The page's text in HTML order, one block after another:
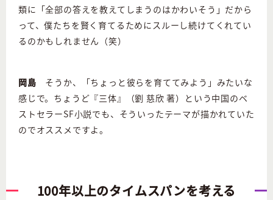
類に「全部の答えを教えてしまうのはかわいそう」だから
って、僕たちを賢く育てるためにスルーし続けてくれてい
るのかもしれません（笑）
岡島 そうか、「ちょっと彼らを育ててみよう」みたいな
感じで。ちょうど『三体』（劉 慈欣 著）という中国のベ
ストセラーSF小説でも、そういったテーマが描かれていた
のでオススメですよ。
100年以上のタイムスパンを考える